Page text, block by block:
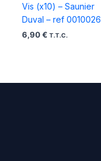
Vis (x10) – Saunier
Duval – ref
6,90 € T.T.C.